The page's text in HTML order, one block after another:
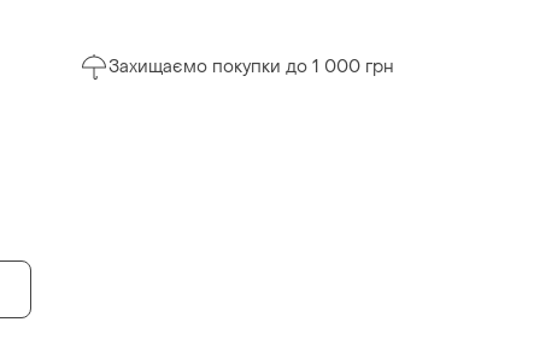
Захищаємо покупки до 1 000 грн